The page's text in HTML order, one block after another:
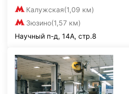
Калужская(1,09 км)
Зюзино(1,57 км)
Научный п-д, 14А, стр.8